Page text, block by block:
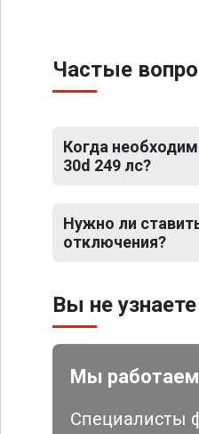
Частые
Когда
30d 249 лс?
Нужно ли
отключения?
Вы не
Мы работаем
Специалисты